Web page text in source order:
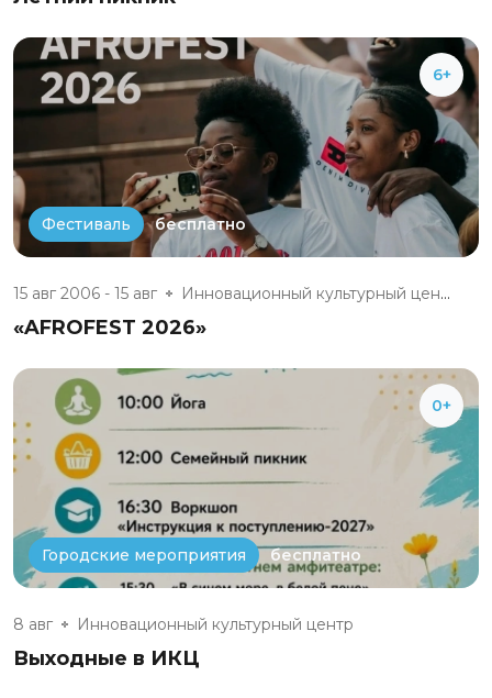
6+
Фестиваль бесплатно
15 авг 2006 - 15 авг Инновационный культурный центр
«AFROFEST 2026»
0+
Городские мероприятия бесплатно
8 авг Инновационный культурный центр
Выходные в ИКЦ